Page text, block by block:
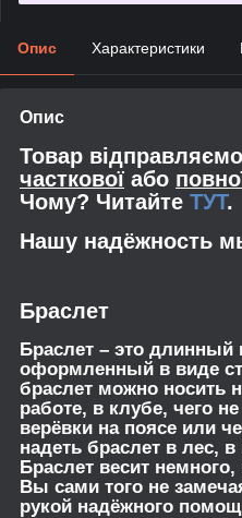
Опис Характеристики
Опис
Товар
часткової або
Чому? Читайте ТУТ.
Нашу надёжность
Браслет
Браслет – это длинный
оформленный в виде
браслет можно носить
работе, в клубе, чего
верёвки на поясе или
надеть браслет в лес,
Браслет весит
Вы сами того не
рукой надёжного